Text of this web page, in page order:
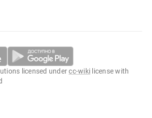
licensed undercc-wiki license with